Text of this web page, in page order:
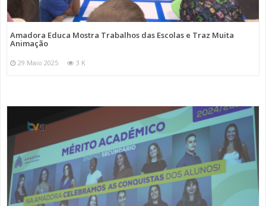
Amadora Educa Mostra Trabalhos das Escolas e Traz Muita
Animação
29 Maio 2025 3 K